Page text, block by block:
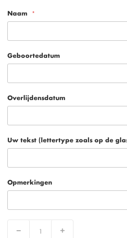
Naam
Geboortedatum
Overlijdensdatum
Uw tekst (lettertype zoals op de
Opmerkingen
Decrease Increase